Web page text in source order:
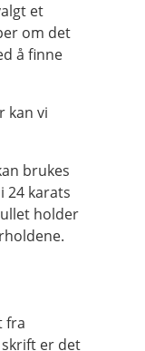
et
om det
å finne
kan vi
brukes
24 karats
holder
fra
er det